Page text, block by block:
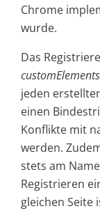
Chrome
wurde.
Das
jeden
einen
Konflikte mit
werden.
stets am
Registrieren
gleichen